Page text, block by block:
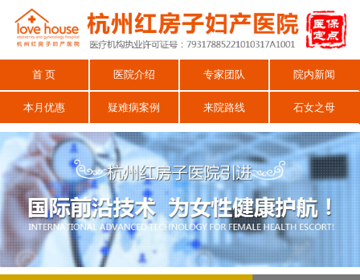
首 页 医院介绍 专家团队 院内新闻
本月优惠 疑难病案例 来院路线 石女之母